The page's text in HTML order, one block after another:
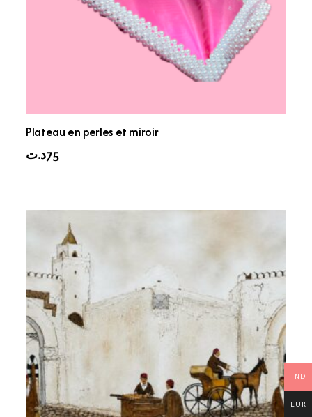
Plateau en perles et miroir
75د.ت
TND
EUR